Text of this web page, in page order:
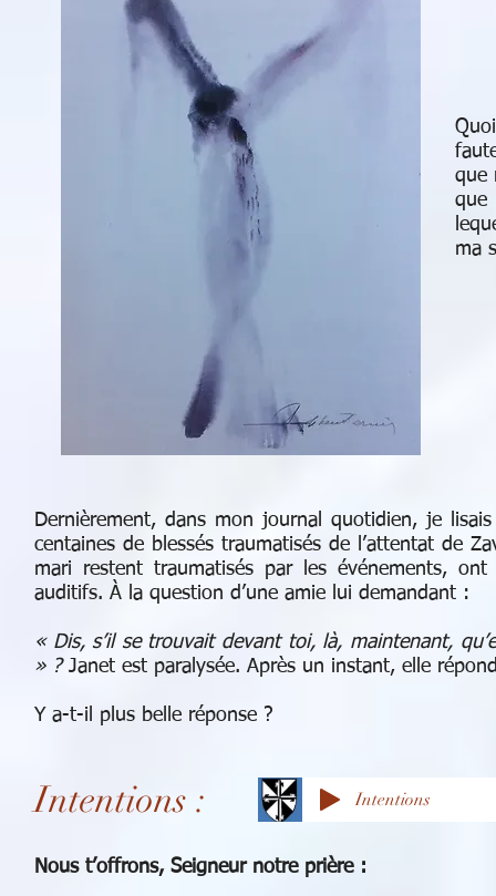
que
que
ma
Dernièrement, dans mon journal quotidien, je
centaines de blessés traumatisés de l’attentat de
mari restent traumatisés par les événements,
auditifs. À la question d’une amie lui demandant :
« Dis, s’il se trouvait devant toi, là, maintenant,
» ?Janet est paralysée. Après un instant, elle
Y a-t-il plus belle réponse ?
Intentions : Intentions
Nous t’offrons, Seigneur notre prière :